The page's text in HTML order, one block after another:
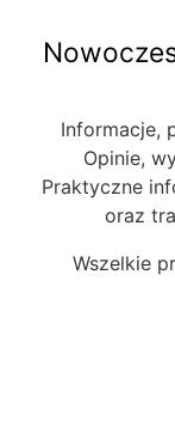
Informacje,
Opinie,
Praktyczne
oraz
Wszelkie